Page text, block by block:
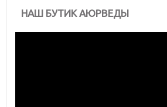
НАШ БУТИК АЮРВЕДЫ